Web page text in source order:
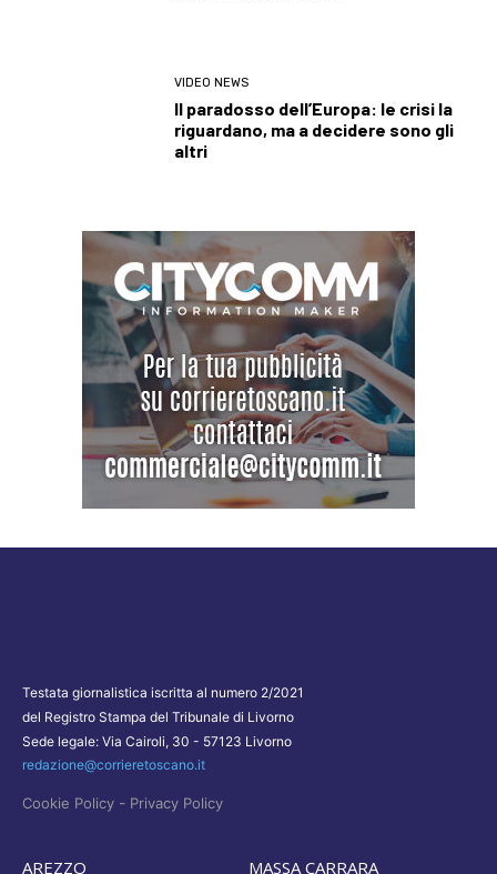
VIDEO NEWS
Il paradosso dell’Europa: le crisi la
riguardano, ma a decidere sono gli
altri
Testata giornalistica iscritta al numero 2/2021
del Registro Stampa del Tribunale di Livorno
Sede legale: Via Cairoli, 30 - 57123 Livorno
redazione@corrieretoscano.it
Cookie Policy - Privacy Policy
AREZZO MASSA CARRARA